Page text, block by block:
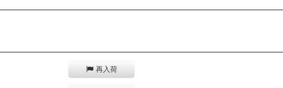
再入荷